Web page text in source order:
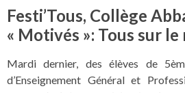
Festi’Tous, Collège
« Motivés »: Tous sur
Mardi dernier, des élèves de
d’Enseignement Général et